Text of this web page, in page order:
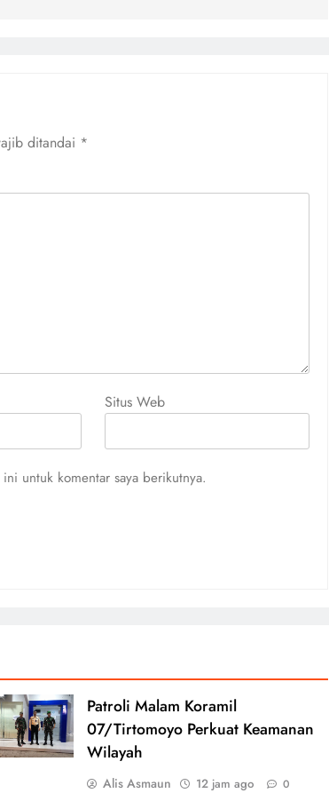
ditandai *
Situs Web
untuk komentar saya berikutnya.
Patroli Malam Koramil
07/Tirtomoyo Perkuat Keamanan
Wilayah
Alis Asmaun 12 jam ago 0